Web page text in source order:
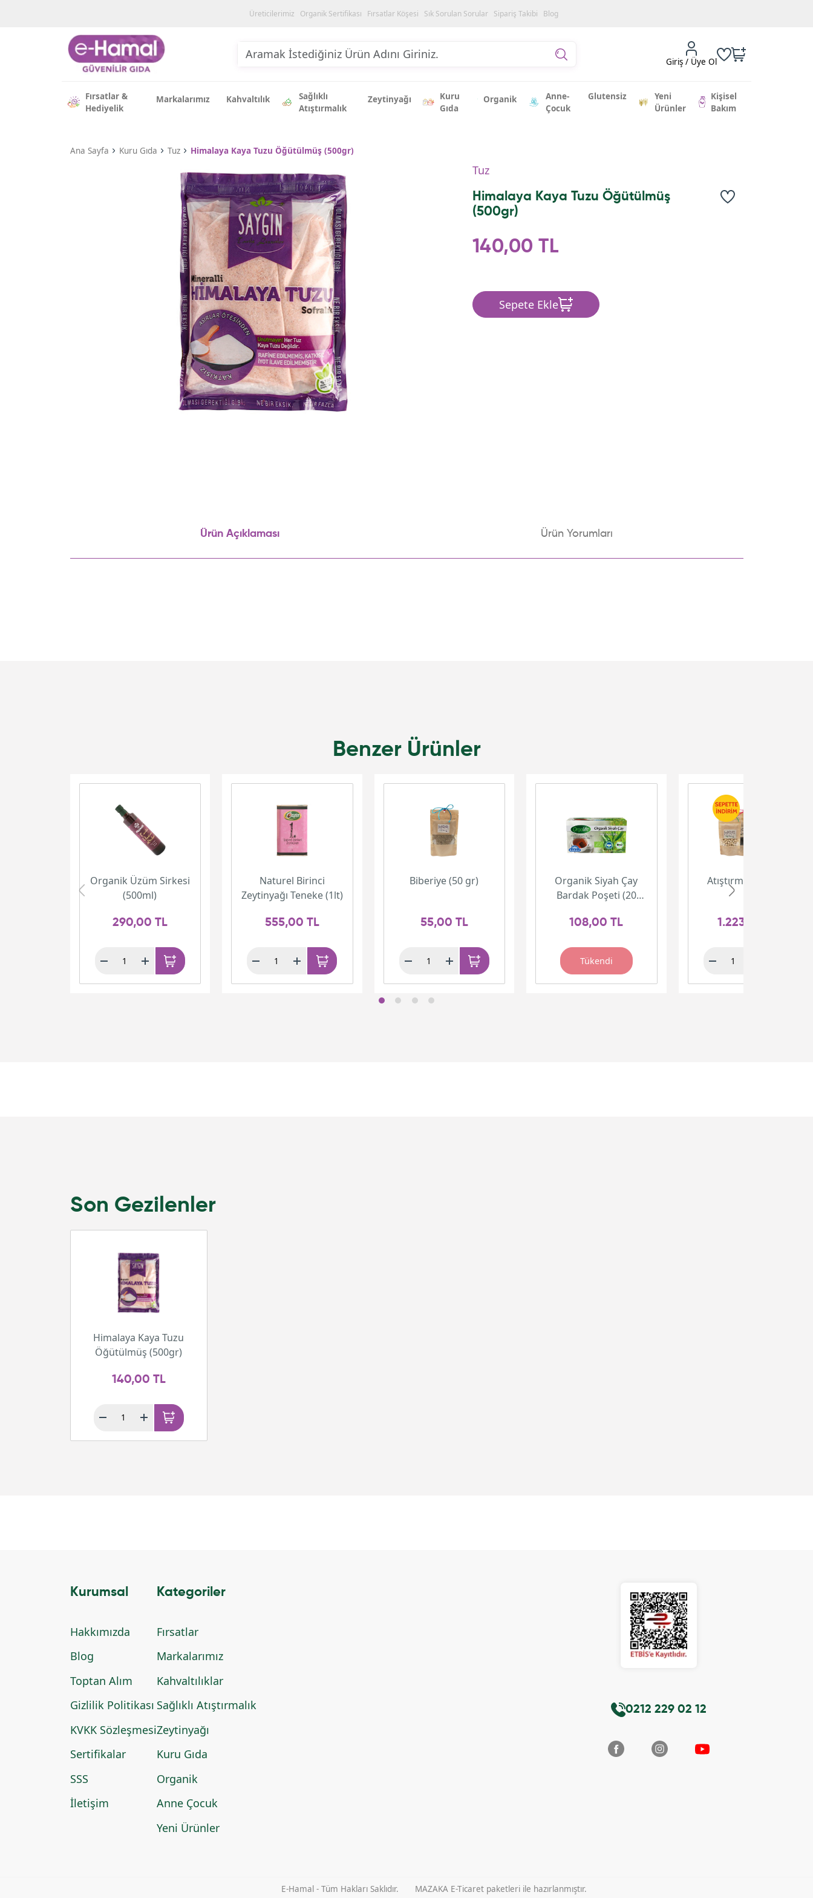
Üreticilerimiz Organik Sertifikası Fırsatlar Köşesi Sık Sorulan Sorular Sipariş Takibi Blog
Giriş / Üye Ol
Fırsatlar &
Hediyelik
Markalarımız Kahvaltılık
Sağlıklı
Atıştırmalık
Zeytinyağı
Kuru
Gıda
Organik
Anne-
Çocuk
Glutensiz
Yeni
Ürünler
Kişisel
Bakım
Ana Sayfa Kuru Gıda Tuz Himalaya Kaya Tuzu Öğütülmüş (500gr)
Tuz
Himalaya Kaya Tuzu Öğütülmüş
(500gr)
140,00 TL
Sepete Ekle
Ürün Açıklaması Ürün Yorumları
Benzer Ürünler
Organik Üzüm Sirkesi
(500ml)
290,00 TL
Naturel Birinci
Zeytinyağı Teneke (1lt)
555,00 TL
Biberiye (50 gr)
55,00 TL
Organik Siyah Çay
Bardak Poşeti (20
108,00 TL
Tükendi
Atıştırmalık Paketi
1.223,00 TL
Son Gezilenler
Himalaya Kaya Tuzu
Öğütülmüş (500gr)
140,00 TL
Kurumsal
Hakkımızda
Blog
Toptan Alım
Gizlilik Politikası
KVKK Sözleşmesi
Sertifikalar
SSS
İletişim
Kategoriler
Fırsatlar
Markalarımız
Kahvaltılıklar
Sağlıklı Atıştırmalık
Zeytinyağı
Kuru Gıda
Organik
Anne Çocuk
Yeni Ürünler
0212 229 02 12
E-Hamal - Tüm Hakları Saklıdır. MAZAKA E-Ticaret paketleri ile hazırlanmıştır.